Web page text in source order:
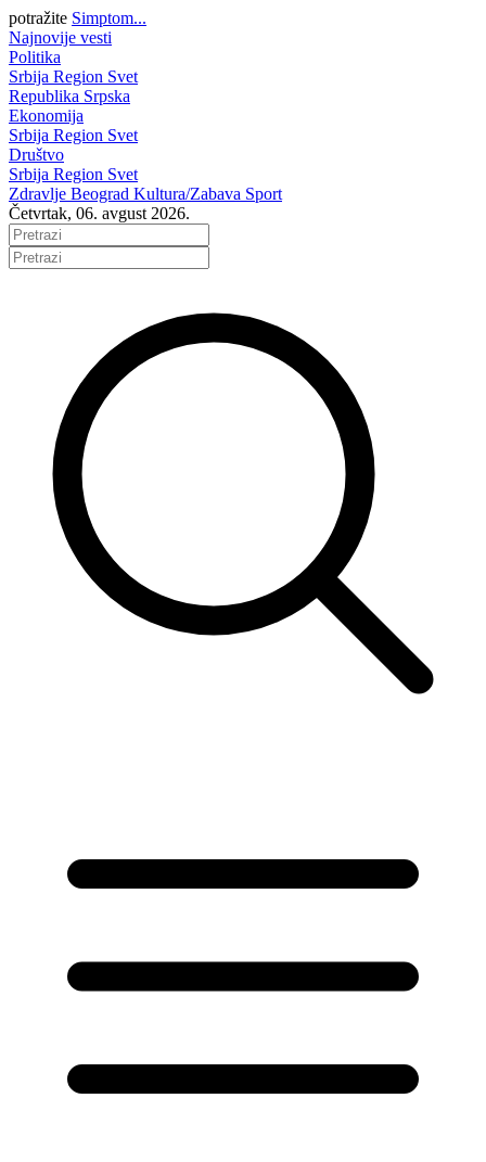
potražite Simptom...
Najnovije vesti
Politika
Srbija Region Svet
Republika Srpska
Ekonomija
Srbija Region Svet
Društvo
Srbija Region Svet
Zdravlje Beograd Kultura/Zabava Sport
Četvrtak, 06. avgust 2026.